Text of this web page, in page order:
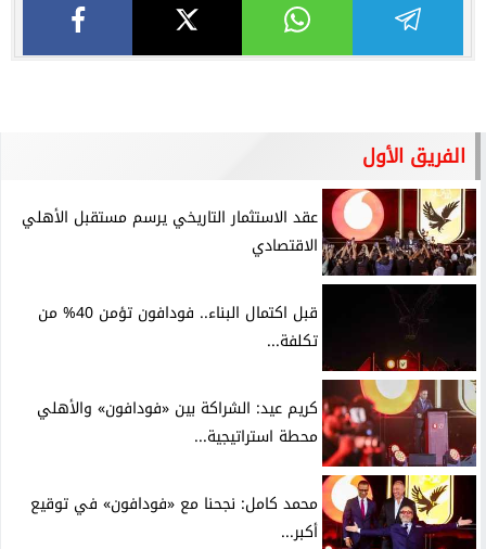
الفريق الأول
عقد الاستثمار التاريخي يرسم مستقبل الأهلي
الاقتصادي
قبل اكتمال البناء.. فودافون تؤمن 40% من
تكلفة...
كريم عيد: الشراكة بين «فودافون» والأهلي
محطة استراتيجية...
محمد كامل: نجحنا مع «فودافون» في توقيع
أكبر...